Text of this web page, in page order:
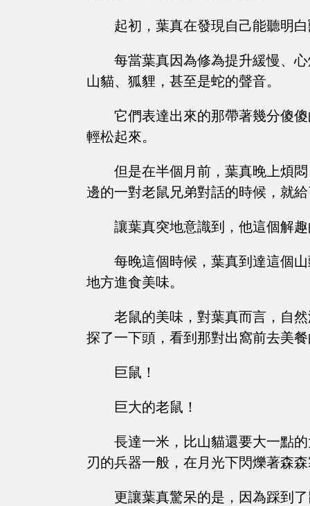
起初，葉真在發現自己能聽明
每當葉真因為修為提升緩慢、
山貓、狐貍，甚至是蛇的聲音。
它們表達出來的那帶著幾分傻
輕松起來。
但是在半個月前，葉真晚上煩
邊的一對老鼠兄弟對話的時候，就
讓葉真突地意識到，他這個解
每晚這個時候，葉真到達這個
地方進食美味。
老鼠的美味，對葉真而言，自
探了一下頭，看到那對出窩前去美
巨鼠！
巨大的老鼠！
長達一米，比山貓還要大一點
刃的兵器一般，在月光下閃爍著森
更讓葉真驚呆的是，因為踩到